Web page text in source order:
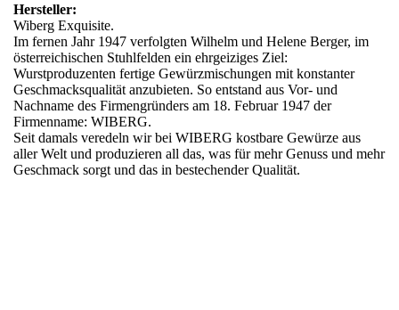
Hersteller:
Wiberg Exquisite.
Im fernen Jahr 1947 verfolgten Wilhelm und Helene Berger, im
österreichischen Stuhlfelden ein ehrgeiziges Ziel:
Wurstproduzenten fertige Gewürzmischungen mit konstanter
Geschmacksqualität anzubieten. So entstand aus Vor- und
Nachname des Firmengründers am 18. Februar 1947 der
Firmenname: WIBERG.
Seit damals veredeln wir bei WIBERG kostbare Gewürze aus
aller Welt und produzieren all das, was für mehr Genuss und mehr
Geschmack sorgt und das in bestechender Qualität.